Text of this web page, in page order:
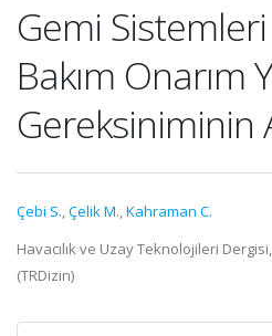
Gemi
Bakım Onarım
Gereksiniminin
Çebi S.,Çelik M.,Kahraman C.
Havacılık ve Uzay Teknolojileri
(TRDizin)